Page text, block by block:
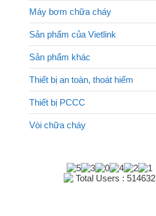
Máy bơm chữa cháy
Sản phẩm của Vietlink
Sản phẩm khác
Thiết bị an toàn, thoát hiểm
Thiết bị PCCC
Vòi chữa cháy
Total Users : 514632